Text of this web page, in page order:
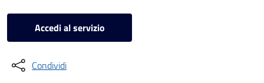
Accedi al servizio
Condividi